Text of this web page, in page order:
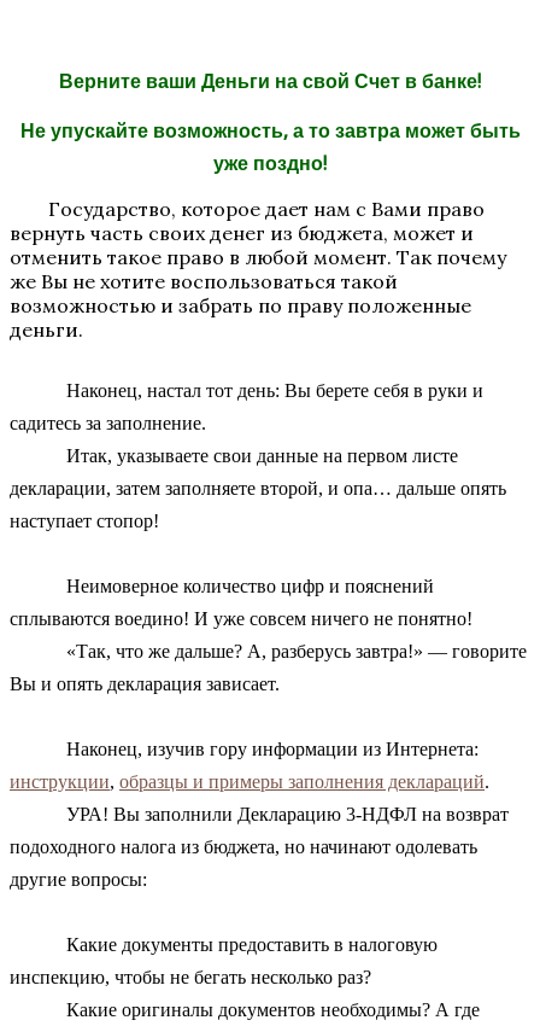
Верните ваши Деньги на свой Счет в банке!
Не упускайте возможность, а то завтра может быть
уже поздно!
Государство, которое дает нам с Вами право
вернуть часть своих денег из бюджета, может и
отменить такое право в любой момент. Так почему
же Вы не хотите воспользоваться такой
возможностью и забрать по праву положенные
деньги.
Наконец, настал тот день: Вы берете себя в руки и
садитесь за заполнение.
Итак, указываете свои данные на первом листе
декларации, затем заполняете второй, и опа… дальше опять
наступает стопор!
Неимоверное количество цифр и пояснений
сплываются воедино! И уже совсем ничего не понятно!
«Так, что же дальше? А, разберусь завтра!» — говорите
Вы и опять декларация зависает.
Наконец, изучив гору информации из Интернета:
инструкции, образцы и примеры заполнения деклараций.
УРА! Вы заполнили Декларацию 3-НДФЛ на возврат
подоходного налога из бюджета, но начинают одолевать
другие вопросы:
Какие документы предоставить в налоговую
инспекцию, чтобы не бегать несколько раз?
Какие оригиналы документов необходимы? А где